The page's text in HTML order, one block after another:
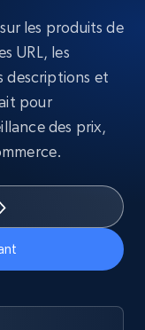
les produits de
URL, les
descriptions et
pour
des prix,